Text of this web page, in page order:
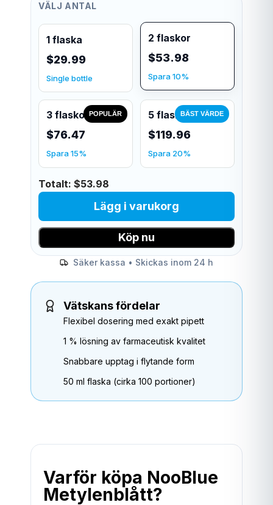
VÄLJ ANTAL
1 flaska
$29.99
Single bottle
2 flaskor
$53.98
Spara 10%
POPULÄR
3 flaskor
$76.47
Spara 15%
BÄST VÄRDE
5 flaskor
$119.96
Spara 20%
Totalt: $53.98
Lägg i varukorg
Köp nu
Säker kassa • Skickas inom 24 h
Vätskans fördelar
Flexibel dosering med exakt pipett
1 % lösning av farmaceutisk kvalitet
Snabbare upptag i flytande form
50 ml flaska (cirka 100 portioner)
Varför köpa NooBlue
Metylenblått?